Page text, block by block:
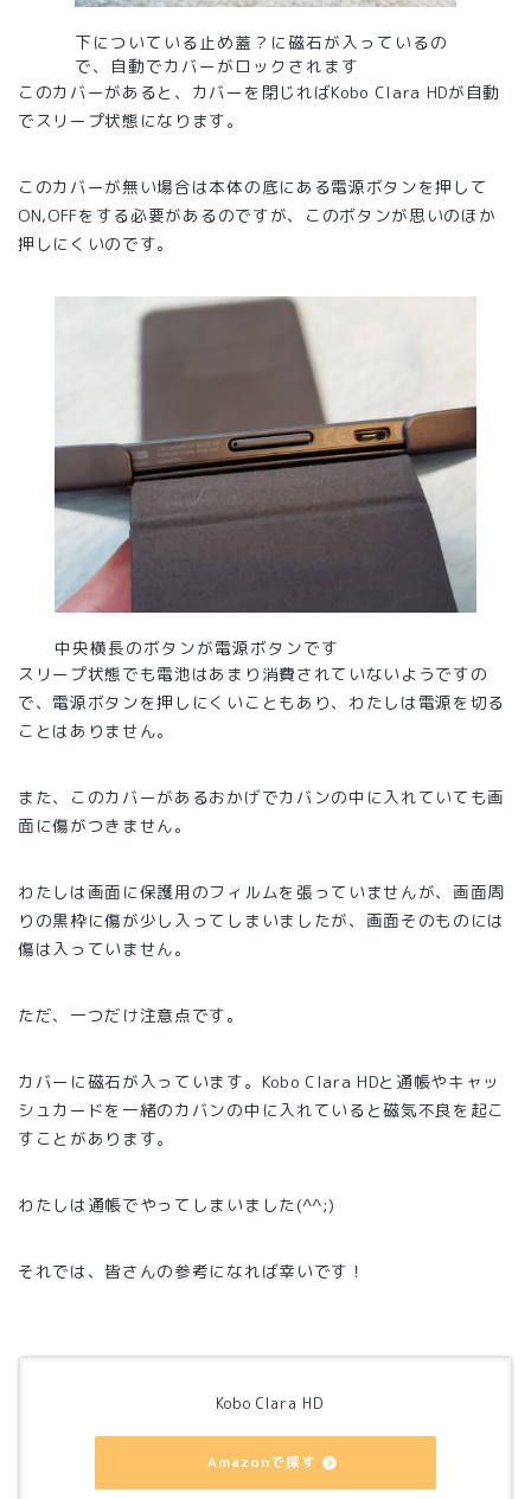
下についている止め蓋？に磁石が入っているの
で、自動でカバーがロックされます
このカバーがあると、カバーを閉じればKobo Clara HDが自動
でスリープ状態になります。
このカバーが無い場合は本体の底にある電源ボタンを押して
ON,OFFをする必要があるのですが、このボタンが思いのほか
押しにくいのです。
中央横長のボタンが電源ボタンです
スリープ状態でも電池はあまり消費されていないようですの
で、電源ボタンを押しにくいこともあり、わたしは電源を切る
ことはありません。
また、このカバーがあるおかげでカバンの中に入れていても画
面に傷がつきません。
わたしは画面に保護用のフィルムを張っていませんが、画面周
りの黒枠に傷が少し入ってしまいましたが、画面そのものには
傷は入っていません。
ただ、一つだけ注意点です。
カバーに磁石が入っています。Kobo Clara HDと通帳やキャッ
シュカードを一緒のカバンの中に入れていると磁気不良を起こ
すことがあります。
わたしは通帳でやってしまいました(^^;)
それでは、皆さんの参考になれば幸いです！
Kobo Clara HD
Amazonで探す